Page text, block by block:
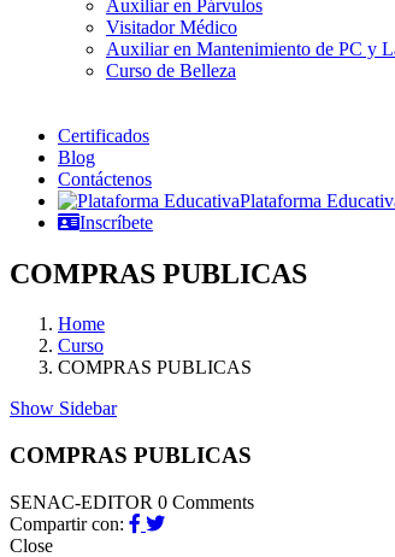
Auxiliar en Párvulos
Visitador Médico
Auxiliar en Mantenimiento de PC y
Curso de Belleza
Certificados
Blog
Contáctenos
Plataforma
Inscríbete
COMPRAS PUBLICAS
Home
Curso
COMPRAS PUBLICAS
Show Sidebar
COMPRAS PUBLICAS
SENAC-EDITOR 0 Comments
Compartir con:
Close